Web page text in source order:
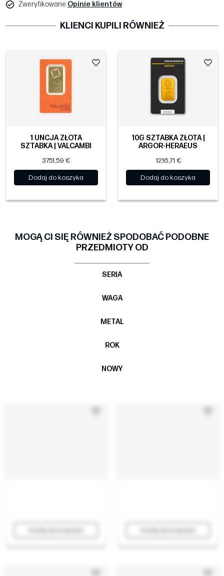
Zweryfikowane Opinie klientów
KLIENCI KUPILI RÓWNIEŻ
1 UNCJA ZŁOTA
SZTABKA | VALCAMBI
3751,59 €
Dodaj do koszyka
10G SZTABKA ZŁOTA |
ARGOR-HERAEUS
1216,71 €
Dodaj do koszyka
MOGĄ CI SIĘ RÓWNIEŻ SPODOBAĆ PODOBNE
PRZEDMIOTY OD
SERIA
WAGA
METAL
ROK
NOWY